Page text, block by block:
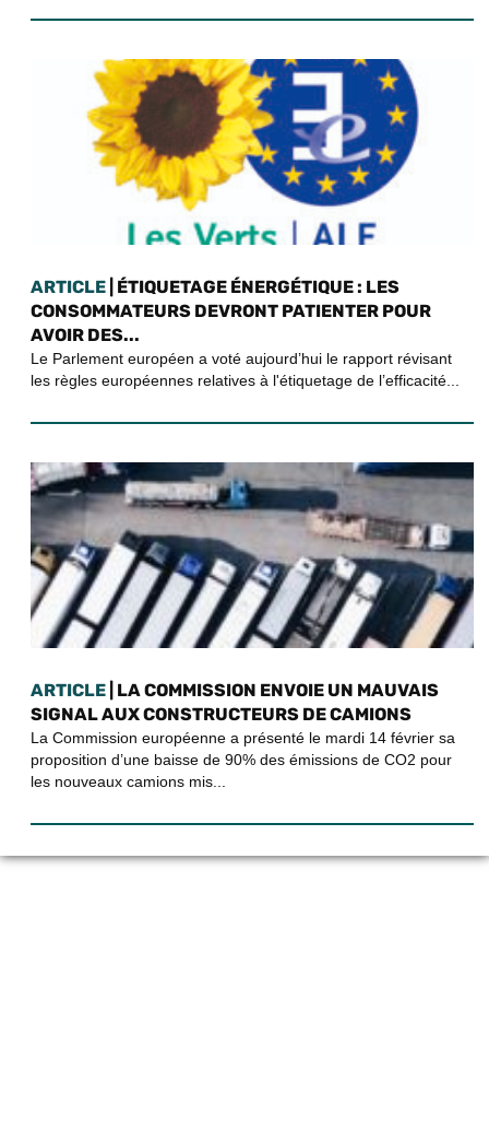
ARTICLE | ÉTIQUETAGE ÉNERGÉTIQUE : LES
CONSOMMATEURS DEVRONT PATIENTER POUR
AVOIR DES...
Le Parlement européen a voté aujourd’hui le rapport révisant
les règles européennes relatives à l'étiquetage de l’efficacité...
ARTICLE | LA COMMISSION ENVOIE UN MAUVAIS
SIGNAL AUX CONSTRUCTEURS DE CAMIONS
La Commission européenne a présenté le mardi 14 février sa
proposition d’une baisse de 90% des émissions de CO2 pour
les nouveaux camions mis...